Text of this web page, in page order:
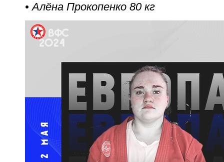
• Алёна Прокопенко 80 кг